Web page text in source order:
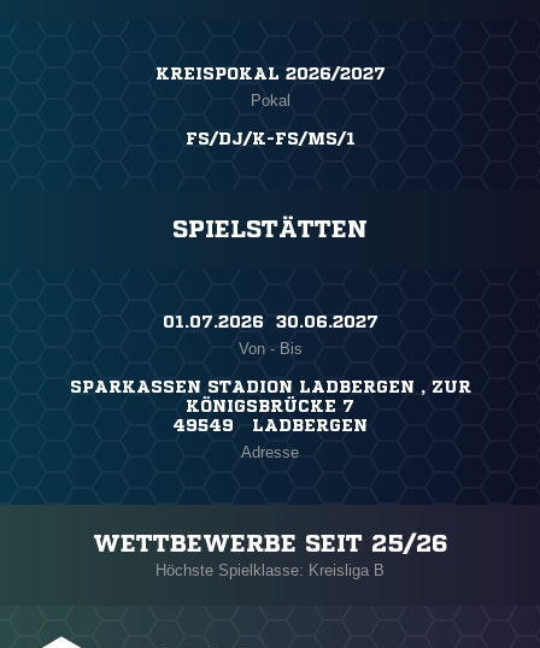
KREISPOKAL 2026/2027
Pokal
FS/DJ/K-FS/MS/1
SPIELSTÄTTEN
01.07.2026 ​ 30.06.2027
Von - Bis
SPARKASSEN STADION LADBERGEN , ZUR
KÖNIGSBRÜCKE 7
49549 LADBERGEN
Adresse
WETTBEWERBE SEIT 25/26
Höchste Spielklasse: Kreisliga B